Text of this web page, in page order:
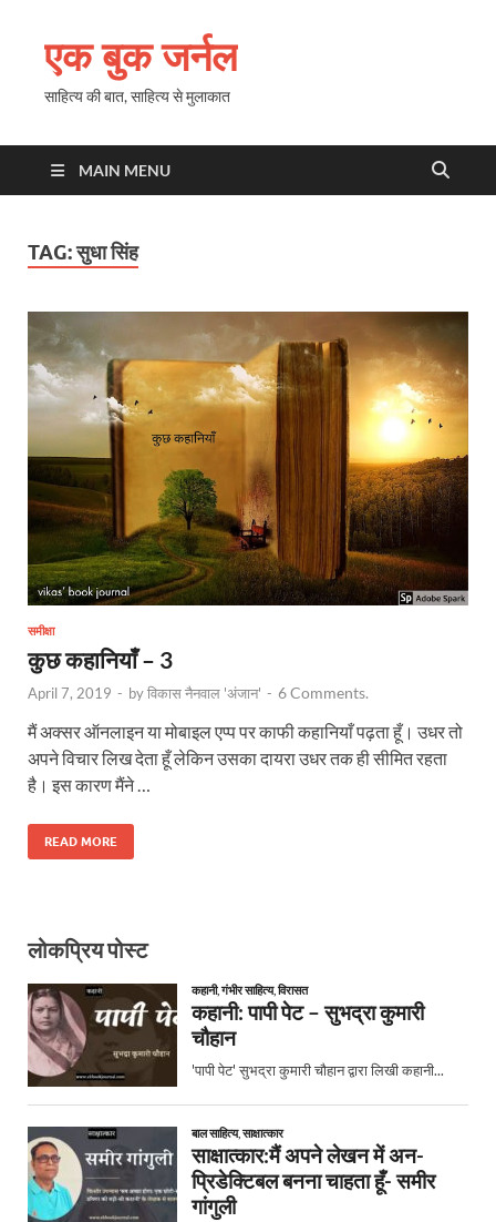
एक बुक जर्नल
साहित्य की बात, साहित्य से मुलाकात
MAIN MENU
TAG:सुधा सिंह
समीक्षा
कुछ कहानियाँ – 3
April 7, 2019 - byविकास नैनवाल 'अंजान' - 6 Comments.
मैं अक्सर ऑनलाइन या मोबाइल एप्प पर काफी कहानियाँ पढ़ता हूँ। उधर तो
अपने विचार लिख देता हूँ लेकिन उसका दायरा उधर तक ही सीमित रहता
है। इस कारण मैंने …
READ MORE
लोकप्रिय पोस्ट